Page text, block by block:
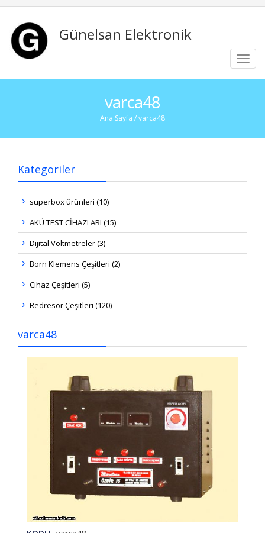
Günelsan Elektronik
varca48
Ana Sayfa / varca48
Kategoriler
superbox ürünleri (10)
AKÜ TEST CİHAZLARI (15)
Dijital Voltmetreler (3)
Born Klemens Çeşitleri (2)
Cihaz Çeşitleri (5)
Redresör Çeşitleri (120)
varca48